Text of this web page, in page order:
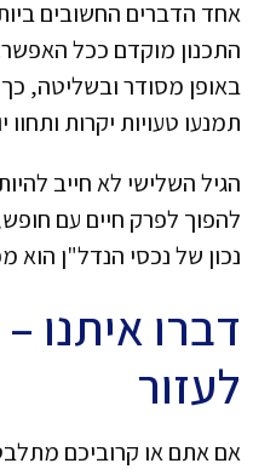
אחד הדברים החשובים
התכנון מוקדם ככל
באופן מסודר ובשליטה,
תמנעו טעויות יקרות
הגיל השלישי לא חייב
להפוך לפרק חיים עם
נכון של נכסי הנדל"ן
דברו איתנו
לעזור
אם אתם או קרוביכם